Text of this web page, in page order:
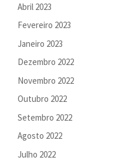
Abril 2023
Fevereiro 2023
Janeiro 2023
Dezembro 2022
Novembro 2022
Outubro 2022
Setembro 2022
Agosto 2022
Julho 2022